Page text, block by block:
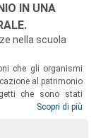
IN UNA
nella scuola
che gli organismi
al patrimonio
che sono stati
fine di promuovere
la crescita di una
Scopri di più